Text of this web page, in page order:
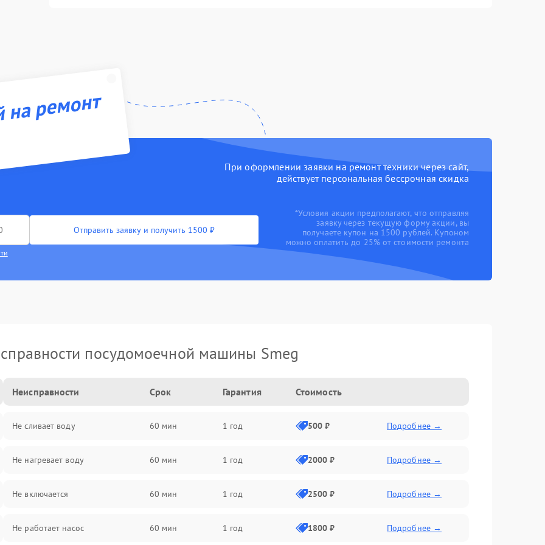
ремонт
При оформлении заявки на ремонт техники через сайт,
действует персональная бессрочная скидка
Отправить заявку и получить 1500 ₽
*Условия акции предполагают, что отправляя
заявку через текущую форму акции, вы
получаете купон на 1500 рублей. Купоном
можно оплатить до 25% от стоимости ремонта
посудомоечной машины Smeg
Неисправности Срок Гарантия Стоимость
Не сливает воду 60 мин 1 год 500 ₽ Подробнее →
Не нагревает воду 60 мин 1 год 2000 ₽ Подробнее →
Не включается 60 мин 1 год 2500 ₽ Подробнее →
Не работает насос 60 мин 1 год 1800 ₽ Подробнее →